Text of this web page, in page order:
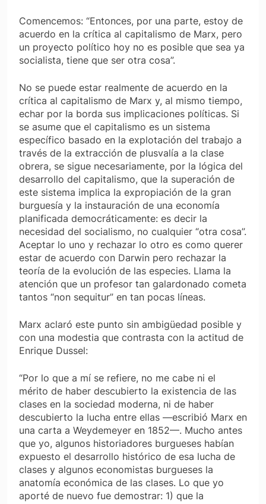
Comencemos: “Entonces, por una parte, estoy de
acuerdo en la crítica al capitalismo de Marx, pero
un proyecto político hoy no es posible que sea ya
socialista, tiene que ser otra cosa”.
No se puede estar realmente de acuerdo en la
crítica al capitalismo de Marx y, al mismo tiempo,
echar por la borda sus implicaciones políticas. Si
se asume que el capitalismo es un sistema
específico basado en la explotación del trabajo a
través de la extracción de plusvalía a la clase
obrera, se sigue necesariamente, por la lógica del
desarrollo del capitalismo, que la superación de
este sistema implica la expropiación de la gran
burguesía y la instauración de una economía
planificada democráticamente: es decir la
necesidad del socialismo, no cualquier “otra cosa”.
Aceptar lo uno y rechazar lo otro es como querer
estar de acuerdo con Darwin pero rechazar la
teoría de la evolución de las especies. Llama la
atención que un profesor tan galardonado cometa
tantos “non sequitur” en tan pocas líneas.
Marx aclaró este punto sin ambigüedad posible y
con una modestia que contrasta con la actitud de
Enrique Dussel:
“Por lo que a mí se refiere, no me cabe ni el
mérito de haber descubierto la existencia de las
clases en la sociedad moderna, ni de haber
descubierto la lucha entre ellas —escribió Marx en
una carta a Weydemeyer en 1852—. Mucho antes
que yo, algunos historiadores burgueses habían
expuesto el desarrollo histórico de esa lucha de
clases y algunos economistas burgueses la
anatomía económica de las clases. Lo que yo
aporté de nuevo fue demostrar: 1) que la